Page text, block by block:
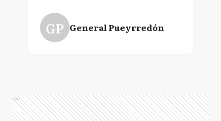
GP General Pueyrredón
Ads